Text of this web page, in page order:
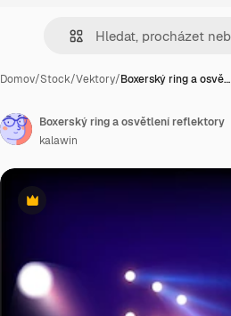
Domov/Stock/Vektory/Boxerský ring a osvě…
Premium
Boxerský ring a osvětlení reflektory
kalawin